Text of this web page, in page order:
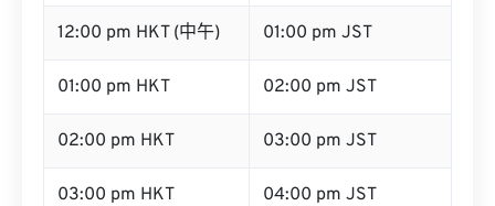
12:00 pm HKT (中午) 01:00 pm JST
01:00 pm HKT 02:00 pm JST
02:00 pm HKT 03:00 pm JST
03:00 pm HKT 04:00 pm JST